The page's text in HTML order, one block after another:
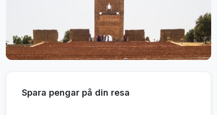
Spara pengar på din resa